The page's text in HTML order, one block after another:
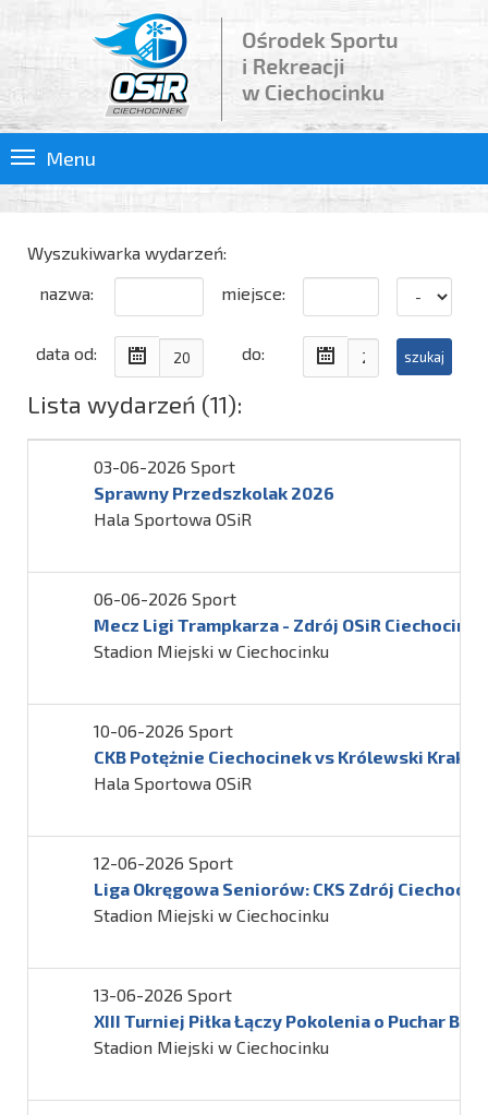
Menu
Wyszukiwarka wydarzeń:
nazwa:
miejsce:
data od: do:
Lista wydarzeń (11):
03-06-2026 Sport
Sprawny Przedszkolak 2026
Hala Sportowa OSiR
06-06-2026 Sport
Mecz Ligi Trampkarza - Zdrój OSiR
Stadion Miejski w Ciechocinku
10-06-2026 Sport
CKB Potężnie Ciechocinek vs Królewski
Hala Sportowa OSiR
12-06-2026 Sport
Liga Okręgowa Seniorów: CKS Zdrój
Stadion Miejski w Ciechocinku
13-06-2026 Sport
XIII Turniej Piłka Łączy Pokolenia o Puchar
Stadion Miejski w Ciechocinku